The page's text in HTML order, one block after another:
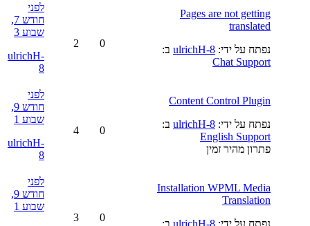
Pages are not getting
translated
נפתח על ידי: ulrichH-8 ב:
Chat Support
0
2
לפני
חודש 7,
שבוע 3
ulrichH-
8
Content Control Plugin
נפתח על ידי: ulrichH-8 ב:
English Support
פתרון מהיר זמין
0
4
לפני
חודש 9,
שבוע 1
ulrichH-
8
Installation WPML Media
Translation
נפתח על ידי: ulrichH-8 ב:
0
3
לפני
חודש 9,
שבוע 1